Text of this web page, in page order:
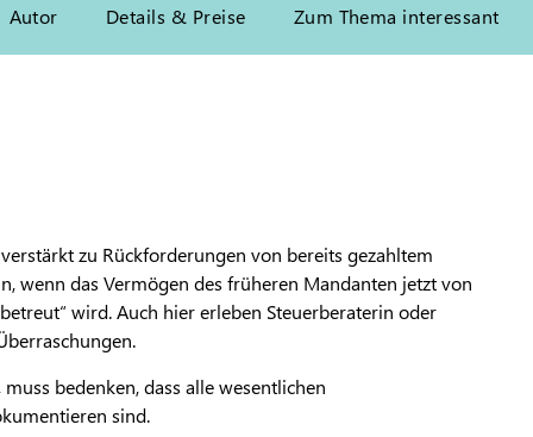
Autor Details & Preise Zum Thema interessant
zu Rückforderungen von bereits gezahltem
wenn das Vermögen des früheren Mandanten jetzt von
wird. Auch hier erleben Steuerberaterin oder
bedenken, dass alle wesentlichen
sind.